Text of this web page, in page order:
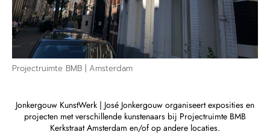
Projectruimte BMB | Amsterdam
Jonkergouw KunstWerk | José Jonkergouw organiseert exposities en
projecten met verschillende kunstenaars bij Projectruimte BMB
Kerkstraat Amsterdam en/of op andere locaties.